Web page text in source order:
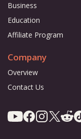
Business
Education
Affiliate Program
Company
Overview
Contact Us